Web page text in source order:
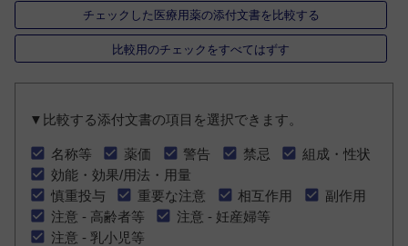
チェックした医療用薬の添付文書を比較する
比較用のチェックをすべてはずす
▼比較する添付文書の項目を選択できます。
名称等 薬価 警告 禁忌
組成・性状
効能・効果/用法・用量
慎重投与
重要な注意 相互作用
副作用
注意 - 高齢者等
注意 - 妊産婦等
注意 - 乳小児等